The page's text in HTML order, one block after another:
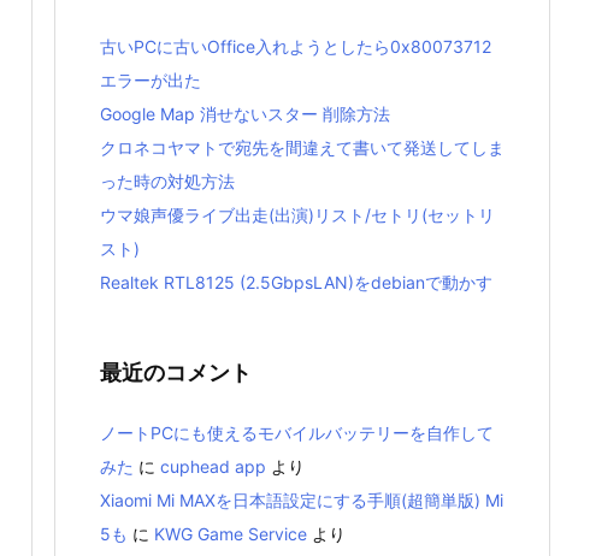
古いPCに古いOffice入れようとしたら0x80073712
エラーが出た
Google Map 消せないスター 削除方法
クロネコヤマトで宛先を間違えて書いて発送してしま
った時の対処方法
ウマ娘声優ライブ出走(出演)リスト/セトリ(セットリ
スト)
Realtek RTL8125 (2.5GbpsLAN)をdebianで動かす
最近のコメント
ノートPCにも使えるモバイルバッテリーを自作して
みた に cuphead app より
Xiaomi Mi MAXを日本語設定にする手順(超簡単版) Mi
5も に KWG Game Service より